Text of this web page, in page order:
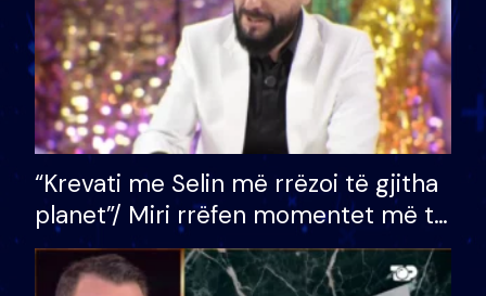
“Krevati me Selin më rrëzoi të gjitha
planet”/ Miri rrëfen momentet më të
bukura në shtëpinë e BB VIP: Do më
mungojë zilja e mëngjesit kur…